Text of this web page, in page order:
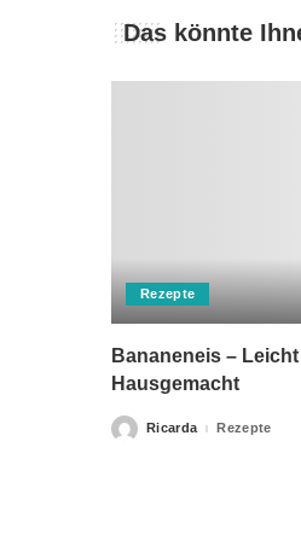
Das könnte
Rezepte
Bananeneis –
Hausgemacht
PostedRicarda Rezepte